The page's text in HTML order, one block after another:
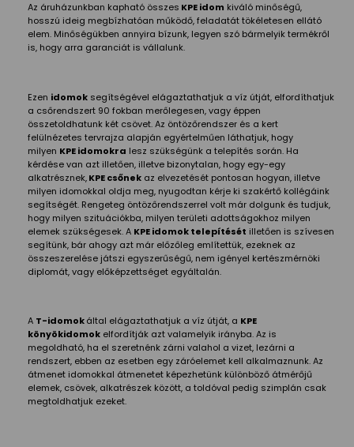
Az áruházunkban kapható összes KPE idom kiváló minőségű,
hosszú ideig megbízhatóan működő, feladatát tökéletesen ellátó
elem. Minőségükben annyira bízunk, legyen szó bármelyik termékről
is, hogy arra garanciát is vállalunk.
Ezen idomok segítségével elágaztathatjuk a víz útját, elfordíthatjuk
a csőrendszert 90 fokban merőlegesen, vagy éppen
összetoldhatunk két csövet. Az öntözőrendszer és a kert
felülnézetes tervrajza alapján egyértelműen láthatjuk, hogy
milyen KPE idomokra lesz szükségünk a telepítés során. Ha
kérdése van azt illetően, illetve bizonytalan, hogy egy-egy
alkatrésznek,KPE csőnek az elvezetését pontosan hogyan, illetve
milyen idomokkal oldja meg, nyugodtan kérje ki szakértő kollégáink
segítségét. Rengeteg öntözőrendszerrel volt már dolgunk és tudjuk,
hogy milyen szituációkba, milyen területi adottságokhoz milyen
elemek szükségesek. A KPE idomok telepítését illetően is szívesen
segítünk, bár ahogy azt már előzőleg említettük, ezeknek az
összeszerelése játszi egyszerűségű, nem igényel kertészmérnöki
diplomát, vagy előképzettséget egyáltalán.
A T-idomokáltal elágaztathatjuk a víz útját, a KPE
könyökidomok elfordítják azt valamelyik irányba. Az is
megoldható, ha el szeretnénk zárni valahol a vizet, lezárni a
rendszert, ebben az esetben egy záróelemet kell alkalmaznunk. Az
átmenet idomokkal átmenetet képezhetünk különböző átmérőjű
elemek, csövek, alkatrészek között, a toldóval pedig szimplán csak
megtoldhatjuk ezeket.